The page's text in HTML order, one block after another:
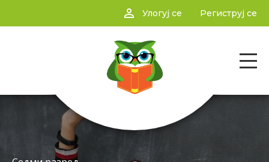
person_outline Улогуј се Региструј се